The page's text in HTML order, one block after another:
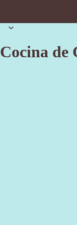
Cocina de